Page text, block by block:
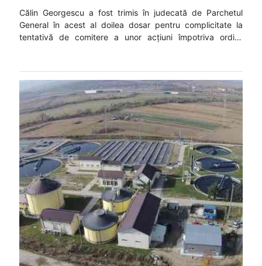
Călin Georgescu a fost trimis în judecată de Parchetul
General în acest al doilea dosar pentru complicitate la
tentativă de comitere a unor acțiuni împotriva ordinii